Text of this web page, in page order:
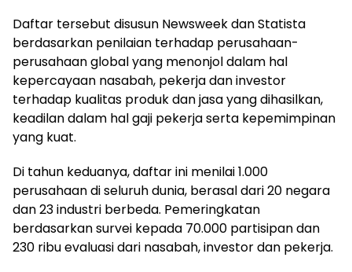
Daftar tersebut disusun Newsweek dan Statista
berdasarkan penilaian terhadap perusahaan-
perusahaan global yang menonjol dalam hal
kepercayaan nasabah, pekerja dan investor
terhadap kualitas produk dan jasa yang dihasilkan,
keadilan dalam hal gaji pekerja serta kepemimpinan
yang kuat.
Di tahun keduanya, daftar ini menilai 1.000
perusahaan di seluruh dunia, berasal dari 20 negara
dan 23 industri berbeda. Pemeringkatan
berdasarkan survei kepada 70.000 partisipan dan
230 ribu evaluasi dari nasabah, investor dan pekerja.